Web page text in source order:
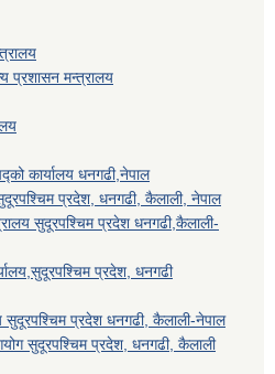
प्रशासन मन्त्रालय
कार्यालय धनगढी,नेपाल
प्रदेश, धनगढी, कैलाली, नेपाल
सुदूरपश्चिम प्रदेश धनगढी,कैलाली-
प्रदेश, धनगढी
सुदूरपश्चिम प्रदेश धनगढी, कैलाली-नेपाल
सुदूरपश्चिम प्रदेश, धनगढी, कैलाली